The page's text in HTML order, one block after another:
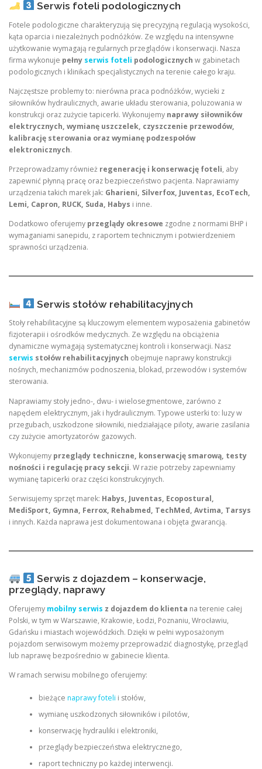
Serwis foteli podologicznych
Fotele podologiczne charakteryzują się precyzyjną regulacją wysokości,
kąta oparcia i niezależnych podnóżków. Ze względu na intensywne
użytkowanie wymagają regularnych przeglądów i konserwacji. Nasza
firma wykonuje pełny serwis foteli podologicznych w gabinetach
podologicznych i klinikach specjalistycznych na terenie całego kraju.
Najczęstsze problemy to: nierówna praca podnóżków, wycieki z
siłowników hydraulicznych, awarie układu sterowania, poluzowania w
konstrukcji oraz zużycie tapicerki. Wykonujemy naprawy siłowników
elektrycznych, wymianę uszczelek, czyszczenie przewodów,
kalibrację sterowania oraz wymianę podzespołów
elektronicznych.
Przeprowadzamy również regenerację i konserwację foteli, aby
zapewnić płynną pracę oraz bezpieczeństwo pacjenta. Naprawiamy
urządzenia takich marek jak: Gharieni, Silverfox, Juventas, EcoTech,
Lemi, Capron, RUCK, Suda, Habys i inne.
Dodatkowo oferujemy przeglądy okresowe zgodne z normami BHP i
wymaganiami sanepidu, z raportem technicznym i potwierdzeniem
sprawności urządzenia.
Serwis stołów rehabilitacyjnych
Stoły rehabilitacyjne są kluczowym elementem wyposażenia gabinetów
fizjoterapii i ośrodków medycznych. Ze względu na obciążenia
dynamiczne wymagają systematycznej kontroli i konserwacji. Nasz
serwis stołów rehabilitacyjnych obejmuje naprawy konstrukcji
nośnych, mechanizmów podnoszenia, blokad, przewodów i systemów
sterowania.
Naprawiamy stoły jedno-, dwu- i wielosegmentowe, zarówno z
napędem elektrycznym, jak i hydraulicznym. Typowe usterki to: luzy w
przegubach, uszkodzone siłowniki, niedziałające piloty, awarie zasilania
czy zużycie amortyzatorów gazowych.
Wykonujemy przeglądy techniczne, konserwację smarową, testy
nośności i regulację pracy sekcji. W razie potrzeby zapewniamy
wymianę tapicerki oraz części konstrukcyjnych.
Serwisujemy sprzęt marek: Habys, Juventas, Ecopostural,
MediSport, Gymna, Ferrox, Rehabmed, TechMed, Avtima, Tarsys
i innych. Każda naprawa jest dokumentowana i objęta gwarancją.
Serwis z dojazdem – konserwacje,
przeglądy, naprawy
Oferujemy mobilny serwis z dojazdem do klienta na terenie całej
Polski, w tym w Warszawie, Krakowie, Łodzi, Poznaniu, Wrocławiu,
Gdańsku i miastach wojewódzkich. Dzięki w pełni wyposażonym
pojazdom serwisowym możemy przeprowadzić diagnostykę, przegląd
lub naprawę bezpośrednio w gabinecie klienta.
W ramach serwisu mobilnego oferujemy:
bieżące naprawy foteli i stołów,
wymianę uszkodzonych siłowników i pilotów,
konserwację hydrauliki i elektroniki,
przeglądy bezpieczeństwa elektrycznego,
raport techniczny po każdej interwencji.